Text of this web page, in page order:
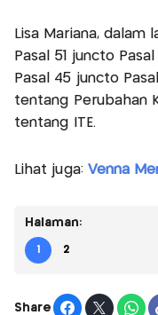
Lisa Mariana, dalam
Pasal 51 juncto
Pasal 45 juncto
tentang Perubahan
tentang ITE.
Lihat juga: Venna
Halaman:
1 2
Share